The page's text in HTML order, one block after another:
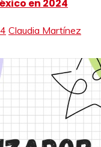
en 2024
Claudia Martínez